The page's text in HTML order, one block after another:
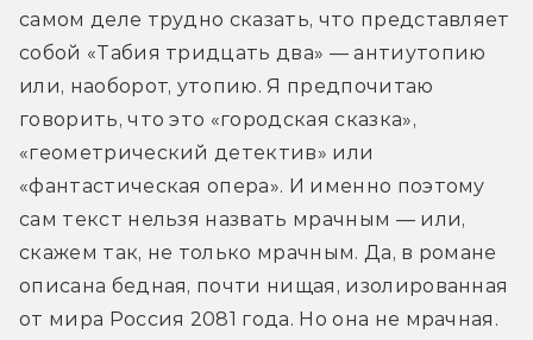
самом деле трудно сказать, что представляет
собой «Табия тридцать два» — антиутопию
или, наоборот, утопию. Я предпочитаю
говорить, что это «городская сказка»,
«геометрический детектив» или
«фантастическая опера». И именно поэтому
сам текст нельзя назвать мрачным — или,
скажем так, не только мрачным. Да, в романе
описана бедная, почти нищая, изолированная
от мира Россия 2081 года. Но она не мрачная.